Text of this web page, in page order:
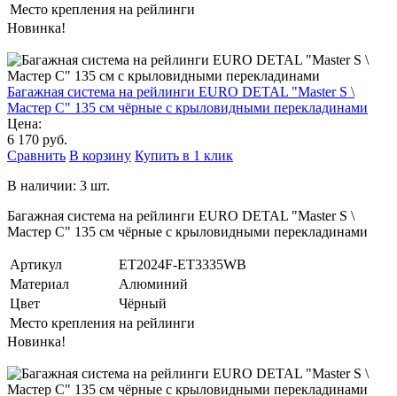
Место крепления на рейлинги
Новинка!
Багажная система на рейлинги EURO DETAL "Master S \
Мастер С" 135 см чёрные с крыловидными перекладинами
Цена:
6 170 руб.
Сравнить В корзину Купить в 1 клик
В наличии: 3 шт.
Багажная система на рейлинги EURO DETAL "Master S \
Мастер С" 135 см чёрные с крыловидными перекладинами
Артикул
ET2024F-ET3335WB
Материал
Алюминий
Цвет
Чёрный
Место крепления на рейлинги
Новинка!